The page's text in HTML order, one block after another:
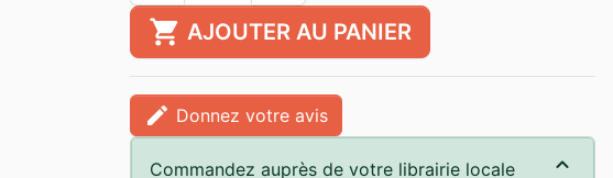
shopping_cart AJOUTER AU PANIER
edit Donnez votre avis
Commandez auprès de votre librairie locale